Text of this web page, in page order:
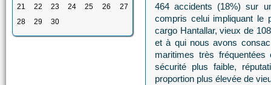
21
22 23 24 25 26
27
28
29 30
464 accidents (18%) sur
compris celui impliquant le
cargo Hantallar, vieux de
et à qui nous avons
maritimes très
sécurité plus faible,
proportion plus élevée de